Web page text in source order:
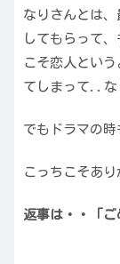
なりさんとは
してもらって
こそ恋人とい
てしまって..な
でもドラマの時
こっちこそあり
返事は・・「ご